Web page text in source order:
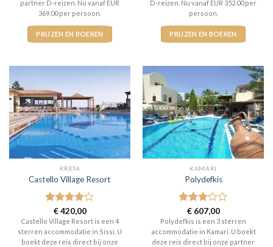
partner D-reizen. Nu vanaf EUR
369.00 per persoon.
PRIJZEN EN BOEKEN
D-reizen. Nu vanaf EUR 352.00 per
persoon.
PRIJZEN EN BOEKEN
KRETA
Castello Village Resort
Gewaardeerd
4uit 5
€420,00
Castello Village Resort is een 4
sterren accommodatie in Sissi. U
boekt deze reis direct bij onze
KAMARI
Polydefkis
Gewaardeerd
3uit 5
€607,00
Polydefkis is een 3 sterren
accommodatie in Kamari. U boekt
deze reis direct bij onze partner